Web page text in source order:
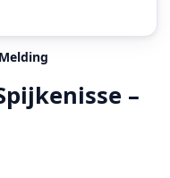
Melding
–